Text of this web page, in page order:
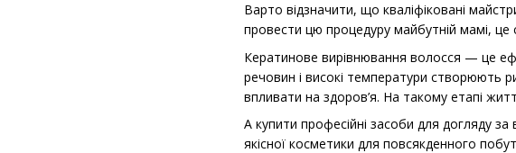
Варто відзначити, що кваліфіковані
провести цю процедуру майбутній мамі, це
Кератинове вирівнювання волосся — це
речовин і високі температури створюють
впливати на здоров’я. На такому етапі
А купити професійні засоби для догляду за
якісної косметики для повсякденного